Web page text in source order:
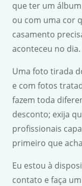
que ter um
ou com uma cor
casamento
aconteceu no dia.
Uma foto tirada
e com fotos
fazem toda
desconto; exija
profissionais
primeiro que
Eu estou à
contato e faça um